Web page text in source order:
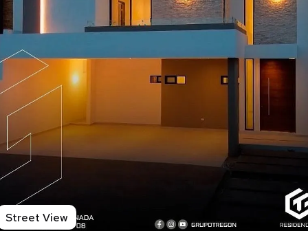
Street View